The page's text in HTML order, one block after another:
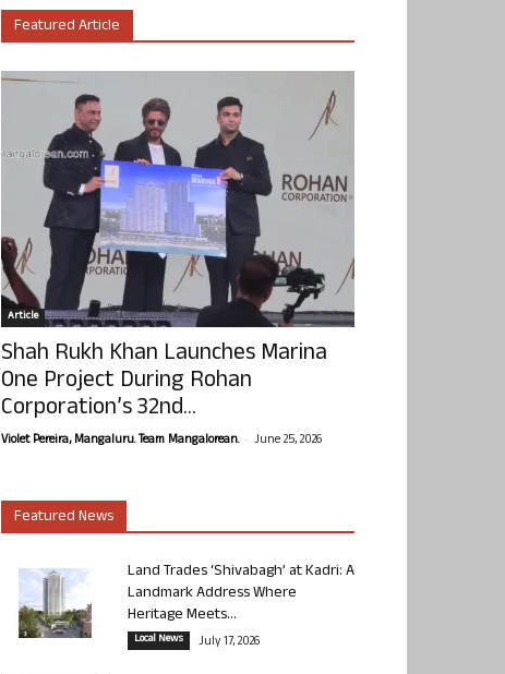
Featured Article
Article
Shah Rukh Khan Launches Marina
One Project During Rohan
Corporation’s 32nd...
Violet Pereira, Mangaluru. Team Mangalorean. - June 25, 2026
Featured News
Land Trades ‘Shivabagh’ at Kadri: A
Landmark Address Where
Heritage Meets...
Local News July 17, 2026